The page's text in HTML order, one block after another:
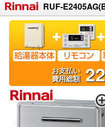
RUF-
お支払い
費用総額